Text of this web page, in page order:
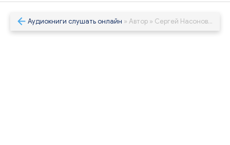
Аудиокниги слушать онлайн » Автор » Сергей Насоновский